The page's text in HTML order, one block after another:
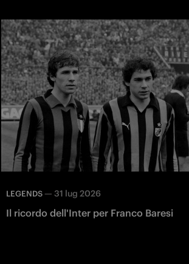
LEGENDS — 31 lug 2026
Il ricordo dell'Inter per Franco Baresi